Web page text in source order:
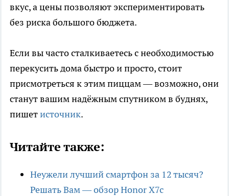
вкус, а цены позволяют экспериментировать
без риска большого бюджета.
Если вы часто сталкиваетесь с необходимостью
перекусить дома быстро и просто, стоит
присмотреться к этим пиццам — возможно, они
станут вашим надёжным спутником в буднях,
пишетисточник.
Читайте также:
Неужели лучший смартфон за 12 тысяч?
Решать Вам — обзор Honor X7c